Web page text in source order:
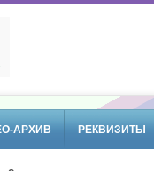
АРХИВ РЕКВИЗИТЫ